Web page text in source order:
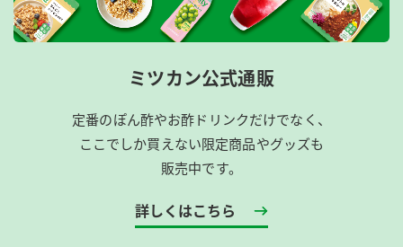
ミツカン公式通販
定番のぽん酢やお酢ドリンクだけでなく、
ここでしか買えない限定商品やグッズも
販売中です。
詳しくはこちら